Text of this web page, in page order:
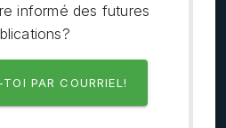
informé des futures
PAR COURRIEL!